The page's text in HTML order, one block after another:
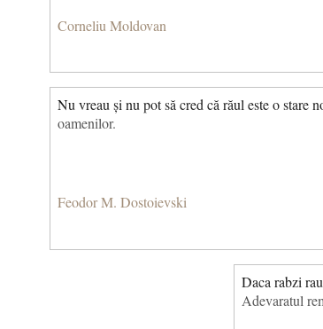
Corneliu Moldovan
Nu vreau și nu pot să cred că răul este o stare
oamenilor.
Feodor M. Dostoievski
Daca rabzi
Adevaratul